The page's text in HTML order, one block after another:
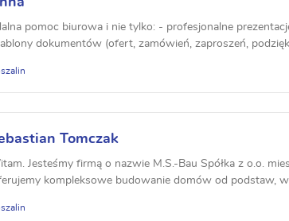
pomoc biurowa i nie tylko: - profesjonalne
dokumentów (ofert, zamówień, zaproszeń,
Tomczak
Jesteśmy firmą o nazwie M.S.-Bau Spółka z o.o.
kompleksowe budowanie domów od podstaw,